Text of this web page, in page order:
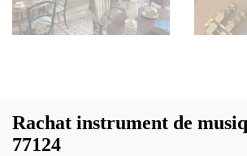
Rachat instrument de
77124